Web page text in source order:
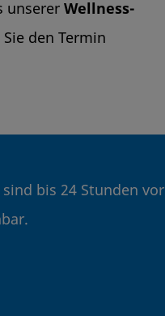
unserer Wellness-
den Termin
bis 24 Stunden vor